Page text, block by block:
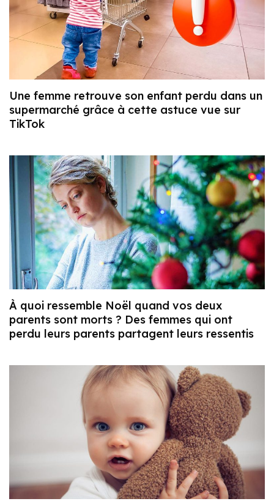
Une femme retrouve son enfant perdu dans un
supermarché grâce à cette astuce vue sur
TikTok
À quoi ressemble Noël quand vos deux
parents sont morts ? Des femmes qui ont
perdu leurs parents partagent leurs ressentis